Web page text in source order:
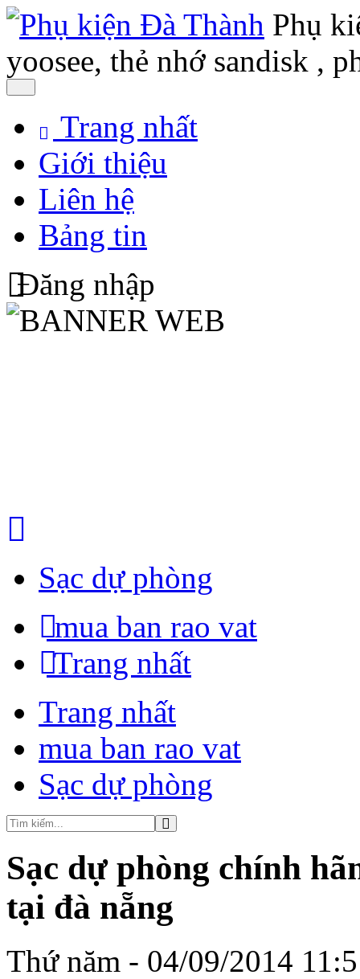
Phụ
yoosee, thẻ nhớ sandisk ,
Trang nhất
Giới thiệu
Liên hệ
Bảng tin
Đăng nhập
Sạc dự phòng
mua ban rao vat
Trang nhất
Trang nhất
mua ban rao vat
Sạc dự phòng
Sạc dự phòng chính
tại đà nẵng
Thứ năm - 04/09/2014